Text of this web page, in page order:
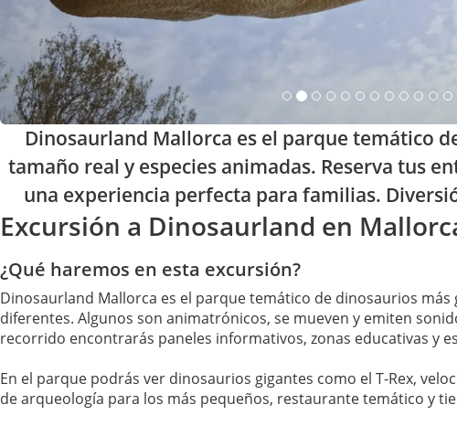
Dinosaurland Mallorca es el parque temático
tamaño real y especies animadas. Reserva tus
una experiencia perfecta para familias.
Excursión a Dinosaurland en
¿Qué haremos en esta excursión?
Dinosaurland Mallorca es el parque temático de dinosaurios
diferentes. Algunos son animatrónicos, se mueven y emiten
recorrido encontrarás paneles informativos, zonas educativas y
En el parque podrás ver dinosaurios gigantes como el T-Rex,
de arqueología para los más pequeños, restaurante temático y